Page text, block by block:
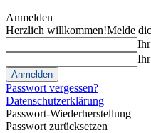
Anmelden
Herzlich willkommen!Melde
Passwort vergessen?
Datenschutzerklärung
Passwort-Wiederherstellung
Passwort zurücksetzen